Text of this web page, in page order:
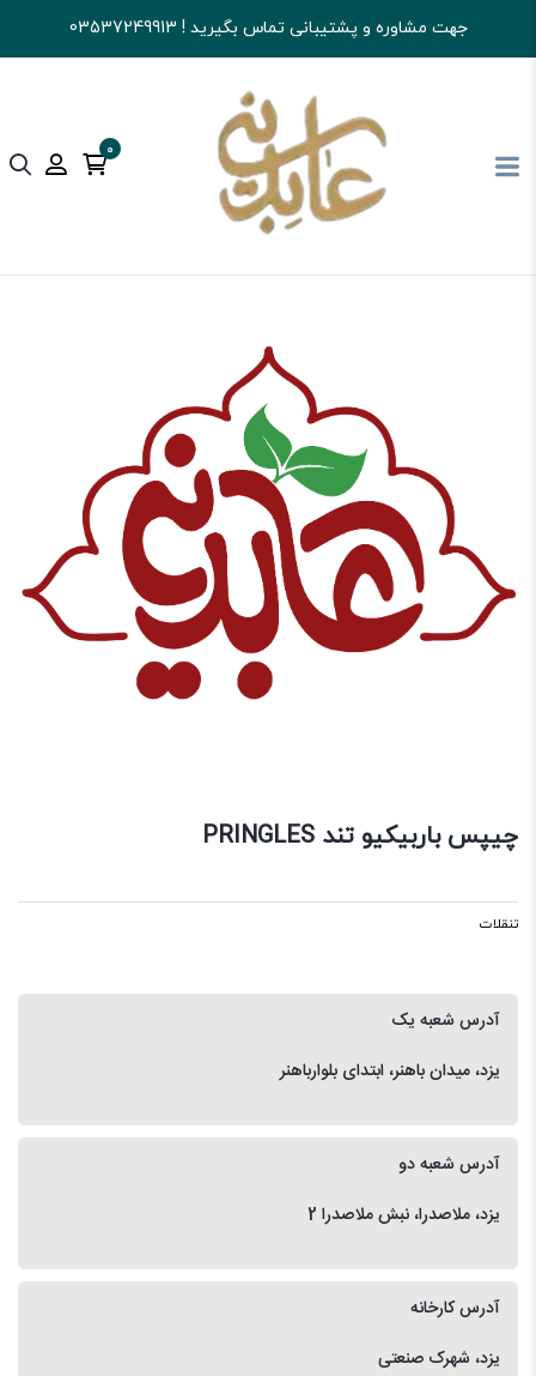
جهت مشاوره و پشتیبانی تماس بگیرید ! 03537249913
0
آجیل و خشکبار عابدینی تنقلات تنقلات
چیپس باربیکیو تند PRINGLES
تنقلات
آدرس شعبه یک
یزد، میدان باهنر، ابتدای بلوارباهنر
آدرس شعبه دو
یزد، ملاصدرا، نبش ملاصدرا 2
آدرس کارخانه
یزد، شهرک صنعتی